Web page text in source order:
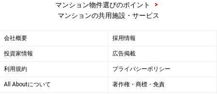
マンション物件選びのポイント
>
マンションの共用施設・サービス
会社概要 採用情報
投資家情報 広告掲載
利用規約 プライバシーポリシー
All Aboutについて 著作権・商標・免責